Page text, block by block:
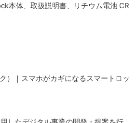
本体、取扱説明書、リチウム電池 CR
）｜スマホがカギになるスマートロッ